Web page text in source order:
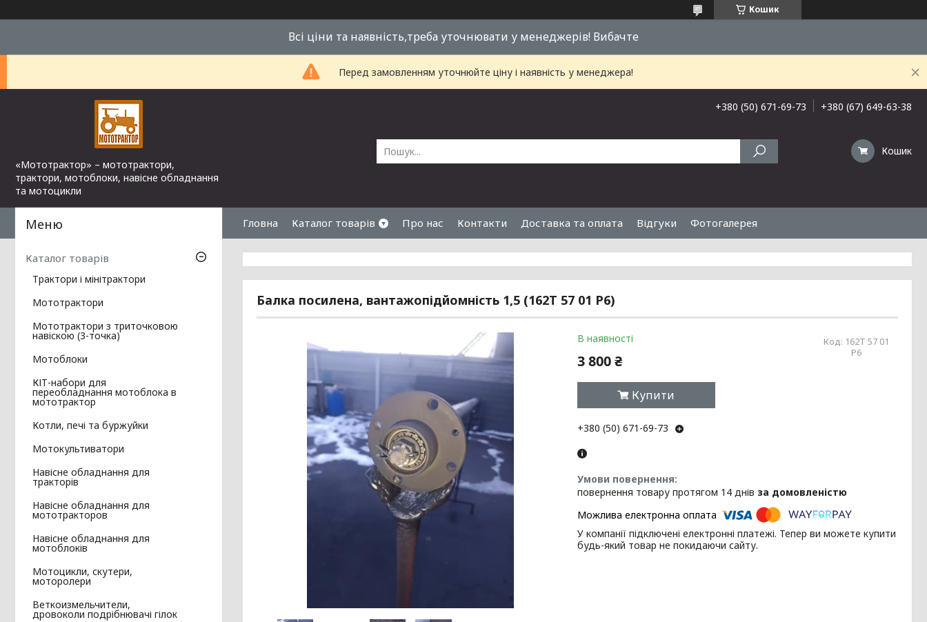
Кошик
Всі ціни та наявність,треба уточнювати у менеджерів! Вибачте
Перед замовленням уточнюйте ціну і наявність у менеджера!
«Мототрактор» – мототрактори,
трактори, мотоблоки, навісне обладнання
та мотоцикли
+380 (50) 671-69-73 +380 (67) 649-63-38
Кошик
Гловна Каталог товарів Про нас Контакти Доставка та оплата Відгуки Фотогалерея
Балка посилена, вантажопідйомність 1,5 (162Т 57 01 Р6)
В наявності Код: 162Т 57 01
Р6
3 800 ₴
Купити
+380 (50) 671-69-73
повернення товару протягом 14 днів за домовленістю
У компанії підключені електронні платежі. Тепер ви можете купити
будь-який товар не покидаючи сайту.
Каталог товарів
Трактори і мінітрактори
Мототрактори
Мототрактори з триточковою
навіскою (3-точка)
Мотоблоки
КІТ-набори для
переобладнання мотоблока в
мототрактор
Котли, печі та буржуйки
Мотокультиватори
Навісне обладнання для
тракторів
Навісне обладнання для
мототракторов
Навісне обладнання для
мотоблоків
Мотоцикли, скутери,
моторолери
Веткоизмельчители,
дровоколи подрібнювачі гілок